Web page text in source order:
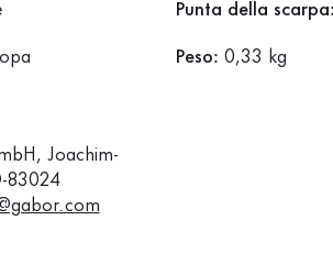
Punta della scarpa:
Peso: 0,33 kg
Joachim-
83024